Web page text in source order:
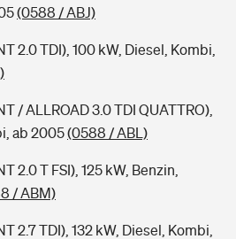
(0588 / ABJ)
2.0 TDI), 100 kW, Diesel, Kombi,
/ ALLROAD 3.0 TDI QUATTRO),
ab 2005(0588 / ABL)
2.0 T FSI), 125 kW, Benzin,
/ ABM)
2.7 TDI), 132 kW, Diesel, Kombi,